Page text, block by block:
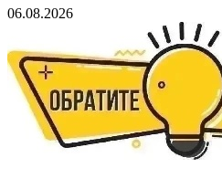
06.08.2026